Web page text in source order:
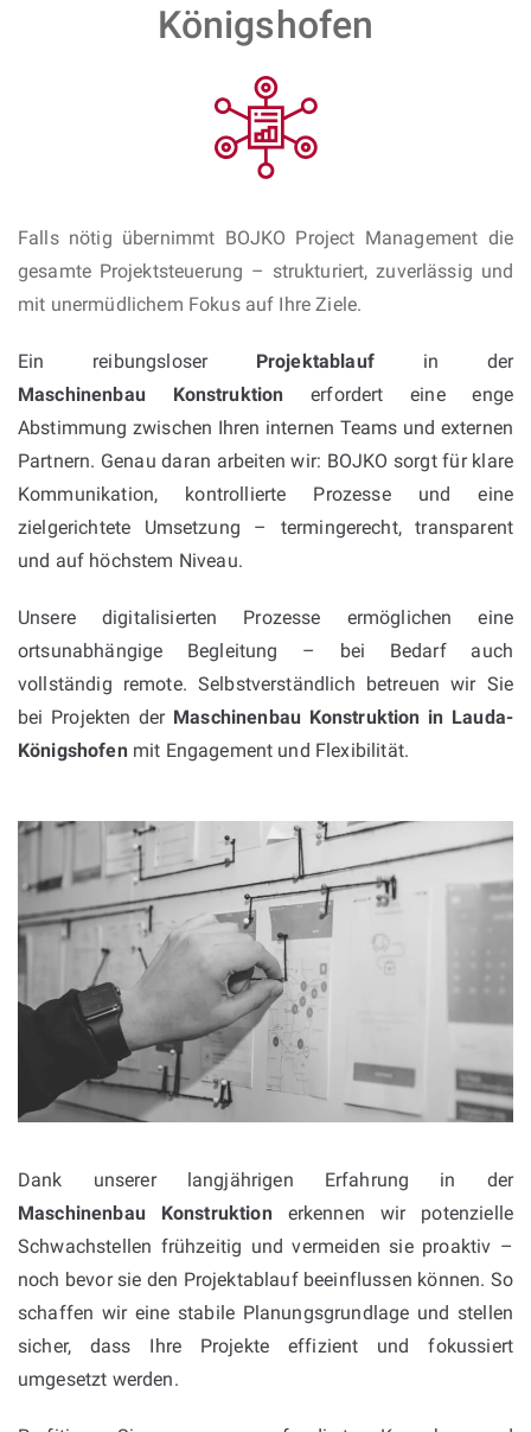
Königshofen
Falls nötig übernimmt BOJKO Project Management die
gesamte Projektsteuerung – strukturiert, zuverlässig und
mit unermüdlichem Fokus auf Ihre Ziele.
Ein reibungsloser Projektablaufin der
Maschinenbau Konstruktion erfordert eine enge
Abstimmung zwischen Ihren internen Teams und externen
Partnern. Genau daran arbeiten wir: BOJKO sorgt für klare
Kommunikation, kontrollierte Prozesse und eine
zielgerichtete Umsetzung – termingerecht, transparent
und auf höchstem Niveau.
Unsere digitalisierten Prozesse ermöglichen eine
ortsunabhängige Begleitung – bei Bedarf auch
vollständig remote. Selbstverständlich betreuen wir Sie
bei Projekten der Maschinenbau Konstruktion in Lauda-
Königshofenmit Engagement und Flexibilität.
Dank unserer langjährigen Erfahrung in der
Maschinenbau Konstruktionerkennen wir potenzielle
Schwachstellen frühzeitig und vermeiden sie proaktiv –
noch bevor sie den Projektablauf beeinflussen können. So
schaffen wir eine stabile Planungsgrundlage und stellen
sicher, dass Ihre Projekte effizient und fokussiert
umgesetzt werden.